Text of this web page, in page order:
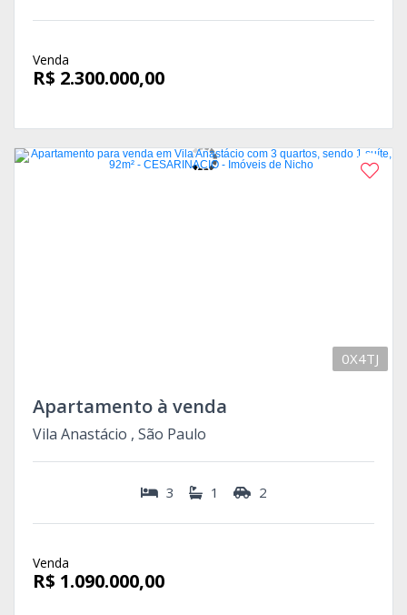
Venda
R$ 2.300.000,00
0X4TJ
Apartamento à venda
Vila Anastácio , São Paulo
3 1 2
Venda
R$ 1.090.000,00